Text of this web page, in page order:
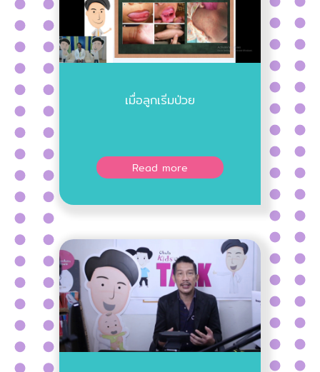
เมื่อลูกเริ่มป่วย
Read more